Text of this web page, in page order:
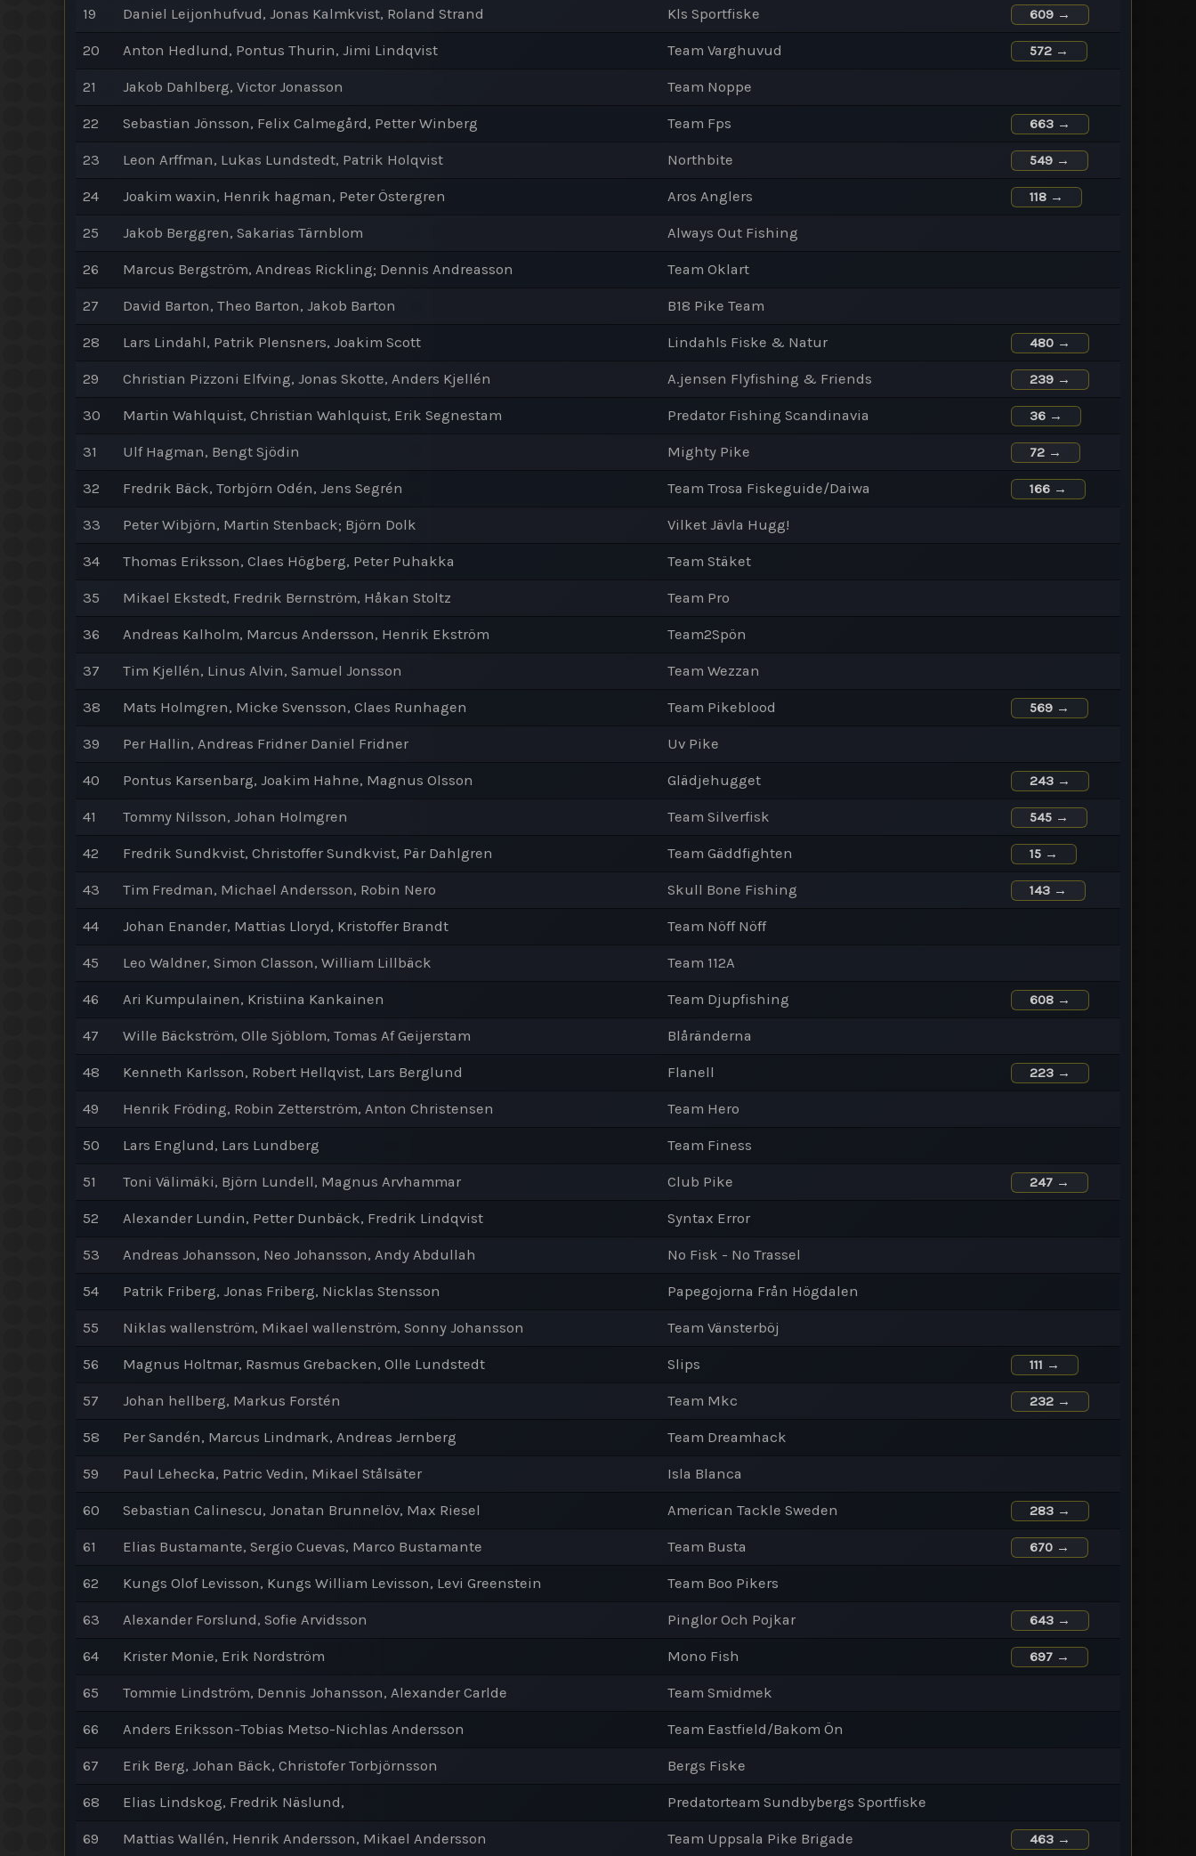
19 Daniel Leijonhufvud, Jonas Kalmkvist, Roland Strand Kls Sportfiske 609 →
20 Anton Hedlund, Pontus Thurin, Jimi Lindqvist Team Varghuvud 572 →
21 Jakob Dahlberg, Victor Jonasson Team Noppe
22 Sebastian Jönsson, Felix Calmegård, Petter Winberg Team Fps 663 →
23 Leon Arffman, Lukas Lundstedt, Patrik Holqvist Northbite 549 →
24 Joakim waxin, Henrik hagman, Peter Östergren Aros Anglers 118 →
25 Jakob Berggren, Sakarias Tärnblom Always Out Fishing
26 Marcus Bergström, Andreas Rickling; Dennis Andreasson Team Oklart
27 David Barton, Theo Barton, Jakob Barton B18 Pike Team
28 Lars Lindahl, Patrik Plensners, Joakim Scott Lindahls Fiske & Natur 480 →
29 Christian Pizzoni Elfving, Jonas Skotte, Anders Kjellén A.jensen Flyfishing & Friends 239 →
30 Martin Wahlquist, Christian Wahlquist, Erik Segnestam Predator Fishing Scandinavia 36 →
31 Ulf Hagman, Bengt Sjödin Mighty Pike 72 →
32 Fredrik Bäck, Torbjörn Odén, Jens Segrén Team Trosa Fiskeguide/Daiwa 166 →
33 Peter Wibjörn, Martin Stenback; Björn Dolk Vilket Jävla Hugg!
34 Thomas Eriksson, Claes Högberg, Peter Puhakka Team Stäket
35 Mikael Ekstedt, Fredrik Bernström, Håkan Stoltz Team Pro
36 Andreas Kalholm, Marcus Andersson, Henrik Ekström Team2Spön
37 Tim Kjellén, Linus Alvin, Samuel Jonsson Team Wezzan
38 Mats Holmgren, Micke Svensson, Claes Runhagen Team Pikeblood 569 →
39 Per Hallin, Andreas Fridner Daniel Fridner Uv Pike
40 Pontus Karsenbarg, Joakim Hahne, Magnus Olsson Glädjehugget 243 →
41 Tommy Nilsson, Johan Holmgren Team Silverfisk 545 →
42 Fredrik Sundkvist, Christoffer Sundkvist, Pär Dahlgren Team Gäddfighten 15 →
43 Tim Fredman, Michael Andersson, Robin Nero Skull Bone Fishing 143 →
44 Johan Enander, Mattias Lloryd, Kristoffer Brandt Team Nöff Nöff
45 Leo Waldner, Simon Classon, William Lillbäck Team 112A
46 Ari Kumpulainen, Kristiina Kankainen Team Djupfishing 608 →
47 Wille Bäckström, Olle Sjöblom, Tomas Af Geijerstam Blåränderna
48 Kenneth Karlsson, Robert Hellqvist, Lars Berglund Flanell 223 →
49 Henrik Fröding, Robin Zetterström, Anton Christensen Team Hero
50 Lars Englund, Lars Lundberg Team Finess
51 Toni Välimäki, Björn Lundell, Magnus Arvhammar Club Pike 247 →
52 Alexander Lundin, Petter Dunbäck, Fredrik Lindqvist Syntax Error
53 Andreas Johansson, Neo Johansson, Andy Abdullah No Fisk - No Trassel
54 Patrik Friberg, Jonas Friberg, Nicklas Stensson Papegojorna Från Högdalen
55 Niklas wallenström, Mikael wallenström, Sonny Johansson Team Vänsterböj
56 Magnus Holtmar, Rasmus Grebacken, Olle Lundstedt Slips 111 →
57 Johan hellberg, Markus Forstén Team Mkc 232 →
58 Per Sandén, Marcus Lindmark, Andreas Jernberg Team Dreamhack
59 Paul Lehecka, Patric Vedin, Mikael Stålsäter Isla Blanca
60 Sebastian Calinescu, Jonatan Brunnelöv, Max Riesel American Tackle Sweden 283 →
61 Elias Bustamante, Sergio Cuevas, Marco Bustamante Team Busta 670 →
62 Kungs Olof Levisson, Kungs William Levisson, Levi Greenstein Team Boo Pikers
63 Alexander Forslund, Sofie Arvidsson Pinglor Och Pojkar 643 →
64 Krister Monie, Erik Nordström Mono Fish 697 →
65 Tommie Lindström, Dennis Johansson, Alexander Carlde Team Smidmek
66 Anders Eriksson-Tobias Metso-Nichlas Andersson Team Eastfield/Bakom Ön
67 Erik Berg, Johan Bäck, Christofer Torbjörnsson Bergs Fiske
68 Elias Lindskog, Fredrik Näslund, Predatorteam Sundbybergs Sportfiske
69 Mattias Wallén, Henrik Andersson, Mikael Andersson Team Uppsala Pike Brigade 463 →